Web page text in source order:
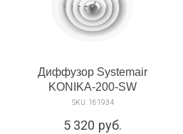
Диффузор Systemair
KONIKA-200-SW
SKU: 161934
5 320 руб.